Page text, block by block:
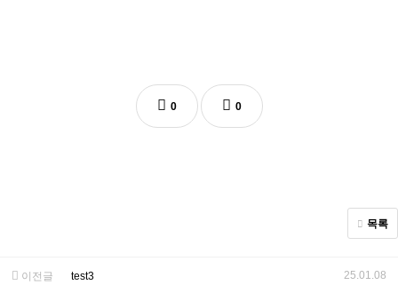
0 0
목록
이전글 test3 25.01.08